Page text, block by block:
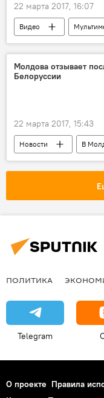
22 марта 2017, 16:07
Видео
Кишинев
полигон
свалка
Молдова отзывает
Белоруссии
22 марта 2017, 15:43
Новости В
Республика Молдова
ПОЛИТИКА
Telegram
О проекте Правила